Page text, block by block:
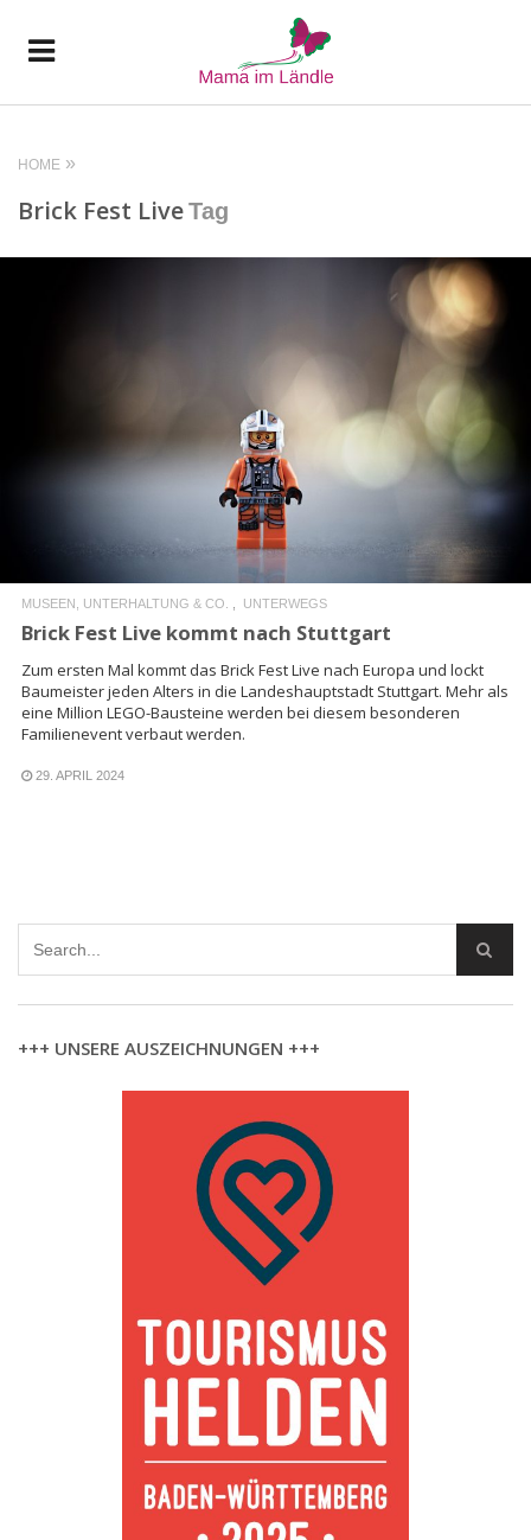
HOME
Brick Fest LiveTag
READ MORE
MUSEEN, UNTERHALTUNG & CO. UNTERWEGS
Brick Fest Live kommt nach Stuttgart
Zum ersten Mal kommt das Brick Fest Live nach Europa und lockt
Baumeister jeden Alters in die Landeshauptstadt Stuttgart. Mehr als
eine Million LEGO-Bausteine werden bei diesem besonderen
Familienevent verbaut werden.
29. APRIL 2024
+++ UNSERE AUSZEICHNUNGEN +++